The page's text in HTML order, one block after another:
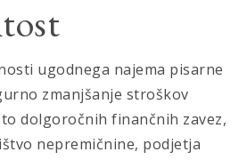
ugodnega najema pisarne
zmanjšanje stroškov
dolgoročnih finančnih zavez,
nepremičnine, podjetja